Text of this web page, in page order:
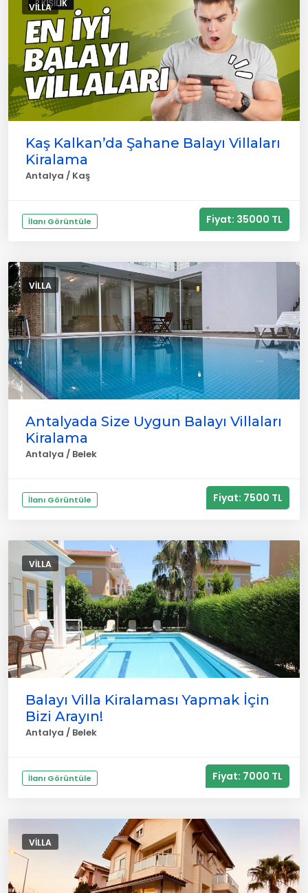
VILLA
Kaş Kalkan’da Şahane Balayı Villaları
Kiralama
Antalya / Kaş
İlanı Görüntüle Fiyat: 35000 TL
VILLA
Antalyada Size Uygun Balayı Villaları
Kiralama
Antalya / Belek
İlanı Görüntüle Fiyat: 7500 TL
VILLA
Balayı Villa Kiralaması Yapmak İçin
Bizi Arayın!
Antalya / Belek
İlanı Görüntüle Fiyat: 7000 TL
VILLA